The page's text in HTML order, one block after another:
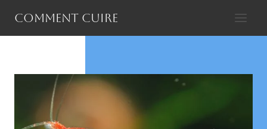
contenu
Comment cuire